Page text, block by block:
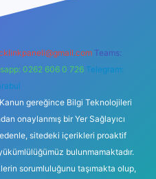
Teams:
0262 606 0 726 Telegram:
Kanun gereğince Bilgi Teknolojileri
onaylanmış bir Yer Sağlayıcı
sitedeki içerikleri proaktif
bulunmamaktadır.
sorumluluğunu taşımakta olup,